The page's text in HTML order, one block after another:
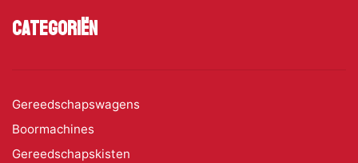
Categoriën
Gereedschapswagens
Boormachines
Gereedschapskisten